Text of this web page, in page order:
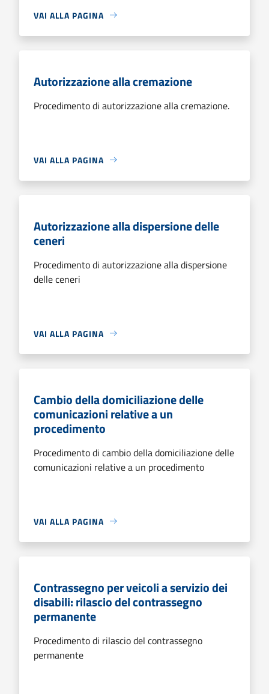
VAI ALLA PAGINA
Autorizzazione alla cremazione
Procedimento di autorizzazione alla cremazione.
VAI ALLA PAGINA
Autorizzazione alla dispersione delle
ceneri
Procedimento di autorizzazione alla dispersione
delle ceneri
VAI ALLA PAGINA
Cambio della domiciliazione delle
comunicazioni relative a un
procedimento
Procedimento di cambio della domiciliazione delle
comunicazioni relative a un procedimento
VAI ALLA PAGINA
Contrassegno per veicoli a servizio dei
disabili: rilascio del contrassegno
permanente
Procedimento di rilascio del contrassegno
permanente